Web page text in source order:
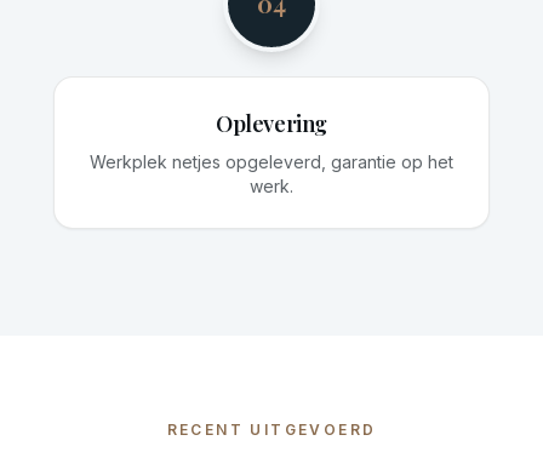
Oplevering
Werkplek netjes opgeleverd, garantie op het
werk.
RECENT UITGEVOERD